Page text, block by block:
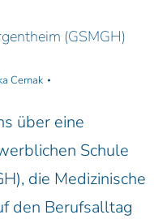
(GSMGH)
Cernak
über eine
Schule
die Medizinische
den Berufsalltag